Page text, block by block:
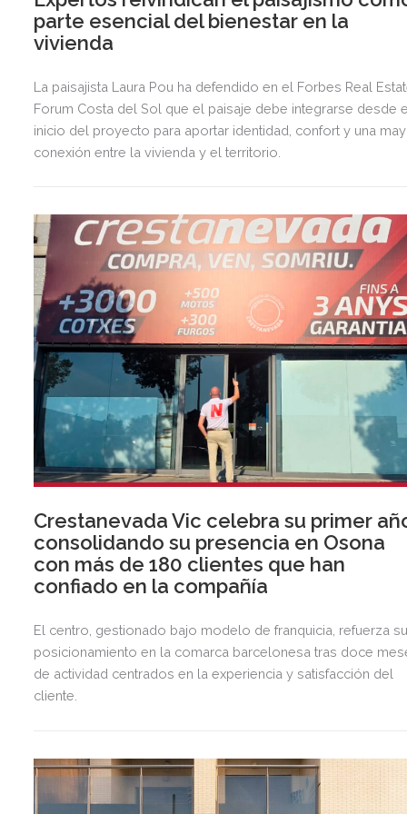
parte esencial del bienestar en la
vivienda
La paisajista Laura Pou ha defendido en el Forbes Real
Forum Costa del Sol que el paisaje debe integrarse desde
inicio del proyecto para aportar identidad, confort y una
conexión entre la vivienda y el territorio.
Crestanevada Vic celebra su primer
consolidando su presencia en Osona
con más de 180 clientes que han
confiado en la compañía
El centro, gestionado bajo modelo de franquicia, refuerza
posicionamiento en la comarca barcelonesa tras doce
de actividad centrados en la experiencia y satisfacción del
cliente.